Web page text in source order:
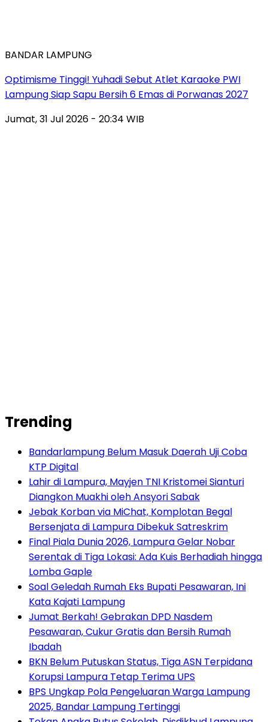
BANDAR LAMPUNG
Optimisme Tinggi! Yuhadi Sebut Atlet Karaoke PWI
Lampung Siap Sapu Bersih 6 Emas di Porwanas 2027
Jumat, 31 Jul 2026 - 20:34 WIB
Trending
Bandarlampung Belum Masuk Daerah Uji Coba
KTP Digital
Lahir di Lampura, Mayjen TNI Kristomei Sianturi
Diangkon Muakhi oleh Ansyori Sabak
Jebak Korban via MiChat, Komplotan Begal
Bersenjata di Lampura Dibekuk Satreskrim
Final Piala Dunia 2026, Lampura Gelar Nobar
Serentak di Tiga Lokasi: Ada Kuis Berhadiah hingga
Lomba Gaple
Soal Geledah Rumah Eks Bupati Pesawaran, Ini
Kata Kajati Lampung
Jumat Berkah! Gebrakan DPD Nasdem
Pesawaran, Cukur Gratis dan Bersih Rumah
Ibadah
BKN Belum Putuskan Status, Tiga ASN Terpidana
Korupsi Lampura Tetap Terima UPS
BPS Ungkap Pola Pengeluaran Warga Lampung
2025, Bandar Lampung Tertinggi